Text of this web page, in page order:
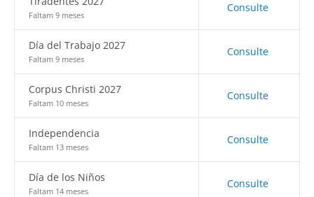
Faltam 9 meses
Consulte
Día del Trabajo 2027
Faltam 9 meses
Consulte
Corpus Christi 2027
Faltam 10 meses
Consulte
Independencia
Faltam 13 meses
Consulte
Día de los Niños
Faltam 14 meses
Consulte